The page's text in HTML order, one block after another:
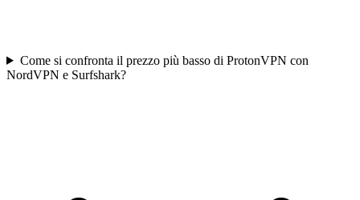
Come si confronta il prezzo più basso di ProtonVPN con
NordVPN e Surfshark?